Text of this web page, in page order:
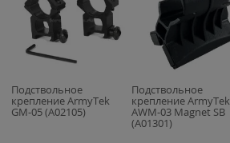
Подствольное
крепление ArmyTek
GM-05 (A02105)
Подствольное
крепление ArmyTek
AWM-03 Magnet SB
(A01301)